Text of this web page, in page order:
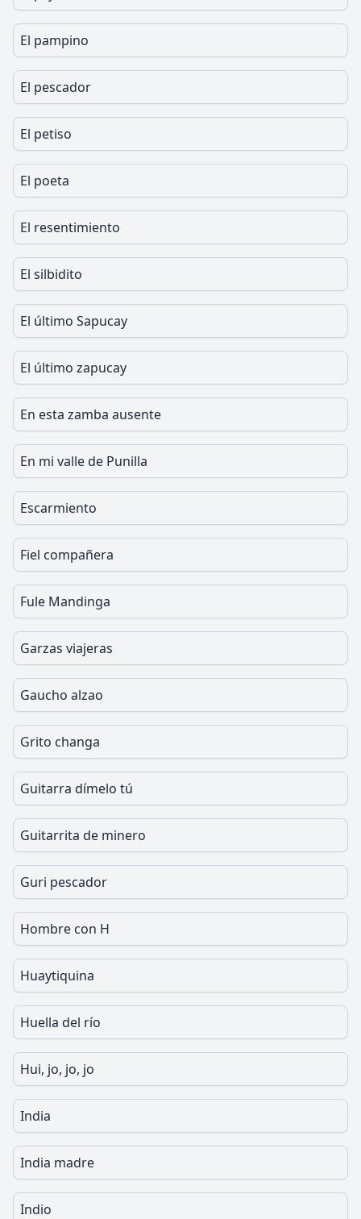
El pampino
El pescador
El petiso
El poeta
El resentimiento
El silbidito
El último Sapucay
El último zapucay
En esta zamba ausente
En mi valle de Punilla
Escarmiento
Fiel compañera
Fule Mandinga
Garzas viajeras
Gaucho alzao
Grito changa
Guitarra dímelo tú
Guitarrita de minero
Guri pescador
Hombre con H
Huaytiquina
Huella del río
Hui, jo, jo, jo
India
India madre
Indio